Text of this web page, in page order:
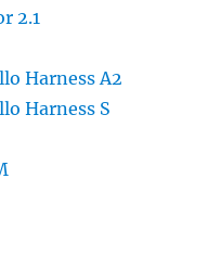
2.1
Harness A2
Harness S